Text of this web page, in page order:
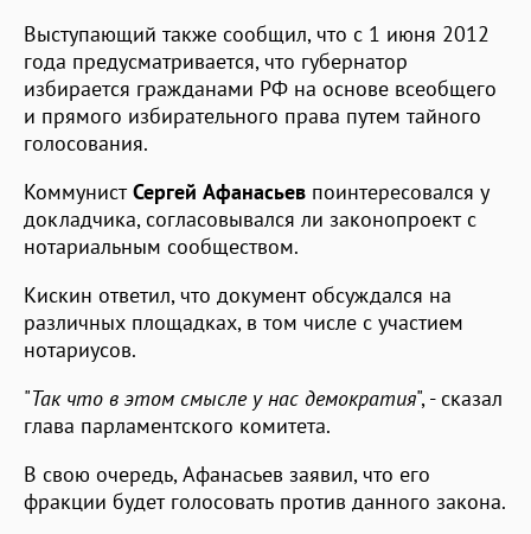
Выступающий также сообщил, что с 1 июня 2012
года предусматривается, что губернатор
избирается гражданами РФ на основе всеобщего
и прямого избирательного права путем тайного
голосования.
КоммунистСергей Афанасьев поинтересовался у
докладчика, согласовывался ли законопроект с
нотариальным сообществом.
Кискин ответил, что документ обсуждался на
различных площадках, в том числе с участием
нотариусов.
"Так что в этом смысле у нас демократия", - сказал
глава парламентского комитета.
В свою очередь, Афанасьев заявил, что его
фракции будет голосовать против данного закона.